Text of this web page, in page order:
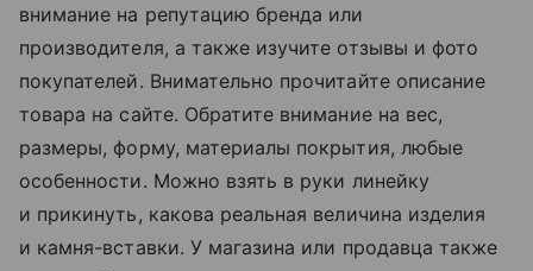
внимание на репутацию бренда или
производителя, а также изучите отзывы и фото
покупателей. Внимательно прочитайте описание
товара на сайте. Обратите внимание на вес,
размеры, форму, материалы покрытия, любые
особенности. Можно взять в руки линейку
и прикинуть, какова реальная величина изделия
и камня-вставки. У магазина или продавца также